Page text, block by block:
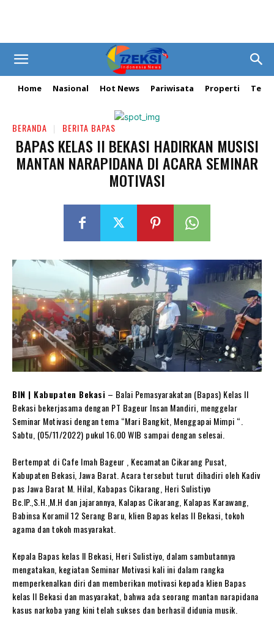
Home Nasional Hot News Pariwisata Properti
BERANDA BERITA BAPAS
BAPAS KELAS II BEKASI HADIRKAN MUSISI
MANTAN NARAPIDANA DI ACARA SEMINAR
MOTIVASI
BIN | Kabupaten Bekasi – Balai Pemasyarakatan (Bapas) Kelas II
Bekasi bekerjasama dengan PT Bageur Insan Mandiri, menggelar
Seminar Motivasi dengan tema “Mari Bangkit, Menggapai Mimpi “.
Sabtu, (05/11/2022) pukul 16.00 WIB sampai dengan selesai.
Bertempat di Cafe Imah Bageur , Kecamatan Cikarang Pusat,
Kabupaten Bekasi, Jawa Barat. Acara tersebut turut dihadiri oleh Kadiv
pas Jawa Barat M. Hilal, Kabapas Cikarang, Heri Sulistiyo
Bc.IP.,S.H.,M.H dan jajarannya, Kalapas Cikarang, Kalapas Karawang,
Babinsa Koramil 12 Serang Baru, klien Bapas kelas II Bekasi, tokoh
agama dan tokoh masyarakat.
Kepala Bapas kelas II Bekasi, Heri Sulistiyo, dalam sambutannya
mengatakan, kegiatan Seminar Motivasi kali ini dalam rangka
memperkenalkan diri dan memberikan motivasi kepada klien Bapas
kelas II Bekasi dan masyarakat, bahwa ada seorang mantan narapidana
kasus narkoba yang kini telah sukses dan berhasil didunia musik.